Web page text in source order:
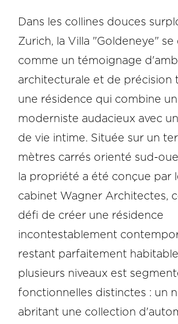
Dans les collines douces
Zurich, la Villa "Goldeneye" se
comme un témoignage
architecturale et de précision
une résidence qui combine
moderniste audacieux avec
de vie intime. Située sur un
mètres carrés orienté sud-
la propriété a été conçue par
cabinet Wagner Architectes,
défi de créer une résidence
incontestablement
restant parfaitement
plusieurs niveaux est
fonctionnelles distinctes : un
abritant une collection